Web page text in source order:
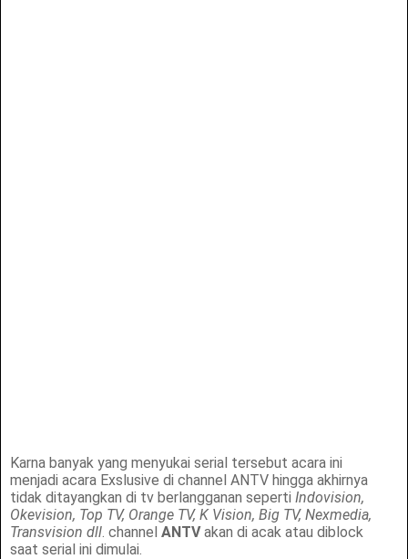
Karna banyak yang menyukai serial tersebut acara ini
menjadi acara Exslusive di channel ANTV hingga akhirnya
tidak ditayangkan di tv berlangganan sepertiIndovision,
Okevision, Top TV, Orange TV, K Vision, Big TV, Nexmedia,
Transvision dll . channelANTVakan di acak atau diblock
saat serial ini dimulai.